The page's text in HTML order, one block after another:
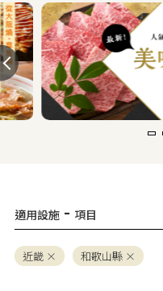
適用設施 - 項目
近畿 和歌山縣